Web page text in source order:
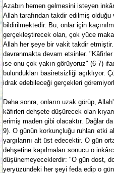
Azabın hemen gelmesini isteyen
Allah tarafından takdir edilmiş olduğu
bildirilmektedir. Bu, onlar için
gerçekleştirecek olan, çok yüce
Allah her şeye bir vakit takdir
davranmakta devam etsinler.
ise onu çok yakın görüyoruz" (6-7)
bulundukları basiretsizliği açıklıyor.
idrak edebileceği gerçekleri
Daha sonra, onların uzak görüp,
kâfirleri dehşete düşürecek olan
erimiş maden gibi olacaktır. Dağlar
9). O günün korkunçluğu ruhları etki
yargılarını alt üst edecektir. O gün
dehşetine kapılmaları sonucu o
düşünemeyeceklerdir: "O gün dost,
yeryüzündeki her şeyi feda edip o